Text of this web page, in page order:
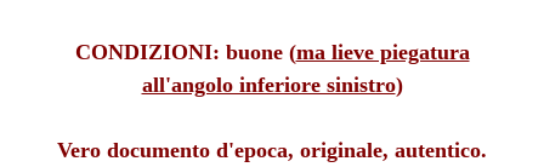
CONDIZIONI: buone (ma lieve piegatura
all'angolo inferiore sinistro)
Vero documento d'epoca, originale, autentico.